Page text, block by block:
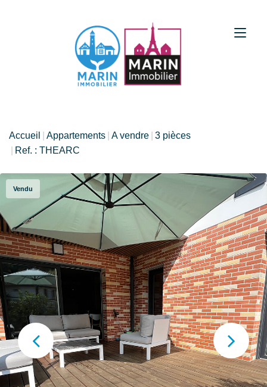
Accueil Appartements A vendre 3 pièces
Ref. : THEARC
Vendu